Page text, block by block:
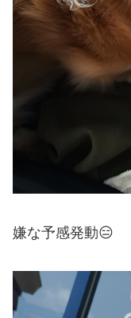
嫌な予感発動😑